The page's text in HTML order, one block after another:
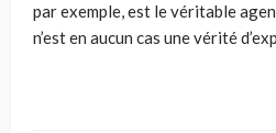
par exemple, est le véritable
n’est en aucun cas une vérité